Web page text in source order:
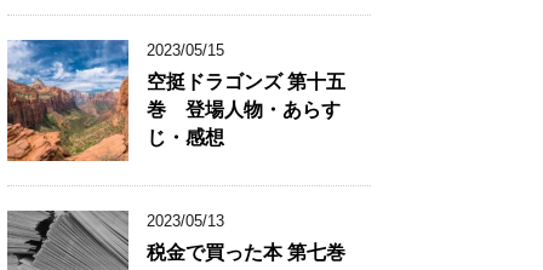
2023/05/15
空挺ドラゴンズ 第十五
巻 登場人物・あらす
じ・感想
2023/05/13
税金で買った本 第七巻